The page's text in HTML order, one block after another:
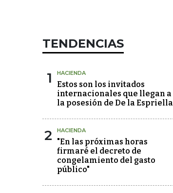
TENDENCIAS
1 HACIENDA
Estos son los invitados
internacionales que llegan a
la posesión de De la Espriella
2 HACIENDA
"En las próximas horas
firmaré el decreto de
congelamiento del gasto
público"